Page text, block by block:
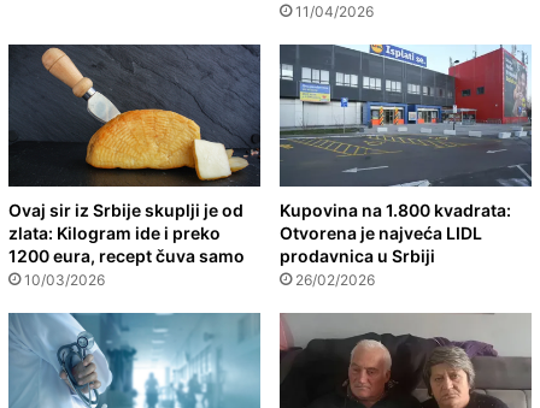
11/04/2026
Ovaj sir iz Srbije skuplji je od
zlata: Kilogram ide i preko
1200 eura, recept čuva samo
10/03/2026
Kupovina na 1.800 kvadrata:
Otvorena je najveća LIDL
prodavnica u Srbiji
26/02/2026